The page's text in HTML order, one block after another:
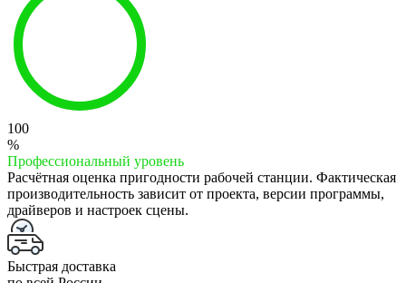
100
%
Профессиональный уровень
Расчётная оценка пригодности рабочей станции. Фактическая
производительность зависит от проекта, версии программы,
драйверов и настроек сцены.
Быстрая доставка